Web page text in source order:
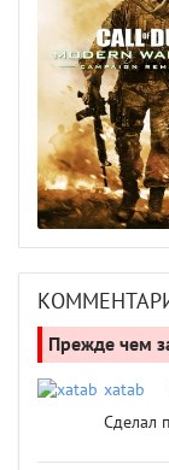
Прежде чем
xatab
Сделал